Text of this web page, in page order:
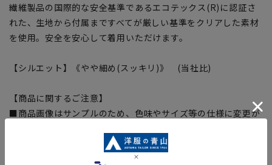
繊維製品の国際的な安全基準であるエコテックス(R)に認証さ
れた、生地から付属まですべてが厳しい基準をクリアした素材
を使用。安全を安心して着用いただけます。
【シルエット】《やや細め(スッキリ)》 (当社比)
【商品に関するご注意】
■商品画像はサンプルのため、色味やサイズ等の仕様に変更が
■ゆとり感には個人差があります。サイズ表を確認の上、ご購
入の目安としてご利用ください。